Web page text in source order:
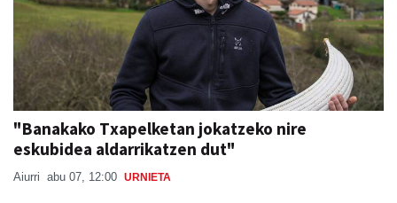
"Banakako Txapelketan jokatzeko nire
eskubidea aldarrikatzen dut"
Aiurri abu 07, 12:00 URNIETA